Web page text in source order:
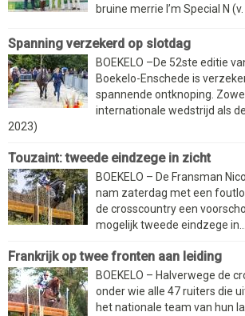
bruine merrie I’m Special N
Spanning verzekerd op slotdag
BOEKELO –De 52ste editie
Boekelo-Enschede is
spannende ontknoping.
internationale wedstrijd als
2023)
Touzaint: tweede eindzege in zicht
BOEKELO – De Fransman
nam zaterdag met een
de crosscountry een
mogelijk tweede eindzege
Frankrijk op twee fronten aan leiding
BOEKELO – Halverwege de
onder wie alle 47 ruiters die
het nationale team van hun